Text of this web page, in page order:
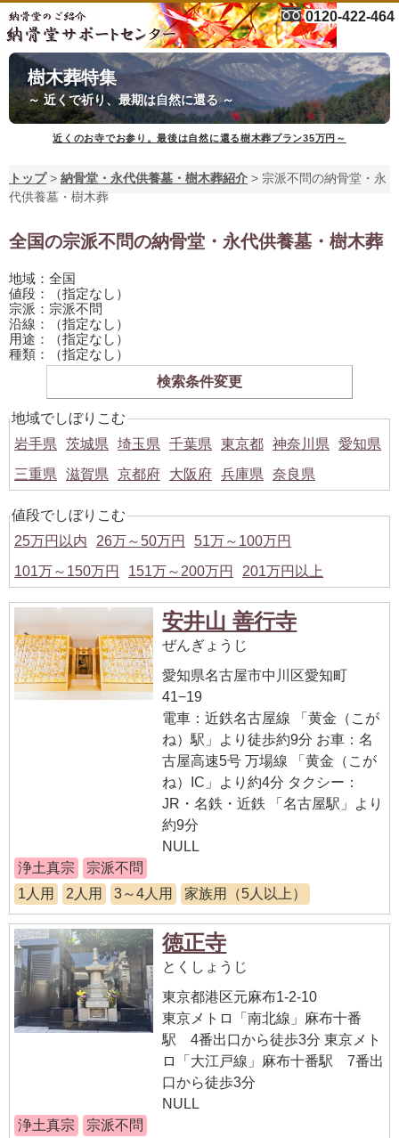
0120-422-464
樹木葬特集
～ 近くで祈り、最期は自然に還る ～
近くのお寺でお参り。最後は自然に還る樹木葬プラン35万円～
トップ> 納骨堂・永代供養墓・樹木葬紹介 > 宗派不問の納骨堂・永
代供養墓・樹木葬
全国の宗派不問の納骨堂・永代供養墓・樹木葬
地域：全国
値段：（指定なし）
宗派：宗派不問
沿線：（指定なし）
用途：（指定なし）
種類：（指定なし）
検索条件変更
地域でしぼりこむ
岩手県
茨城県 埼玉県 千葉県 東京都 神奈川県
愛知県
三重県
滋賀県 京都府 大阪府 兵庫県 奈良県
値段でしぼりこむ
25万円以内
26万～50万円
51万～100万円
101万～150万円
151万～200万円 201万円以上
安井山 善行寺
ぜんぎょうじ
愛知県名古屋市中川区愛知町
41−19
電車：近鉄名古屋線 「黄金（こが
ね）駅」より徒歩約9分 お車：名
古屋高速5号 万場線 「黄金（こが
ね）IC」より約4分 タクシー：
JR・名鉄・近鉄 「名古屋駅」より
約9分
NULL
浄土真宗
宗派不問
1人用
2人用 3～4人用 家族用（5人以上）
徳正寺
とくしょうじ
東京都港区元麻布1-2-10
東京メトロ「南北線」麻布十番
駅 4番出口から徒歩3分 東京メト
ロ「大江戸線」麻布十番駅 7番出
口から徒歩3分
NULL
浄土真宗
宗派不問